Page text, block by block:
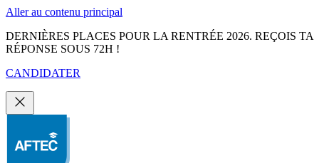
Aller au contenu principal
DERNIÈRES PLACES POUR LA RENTRÉE 2026. REÇOIS TA
RÉPONSE SOUS 72H !
CANDIDATER